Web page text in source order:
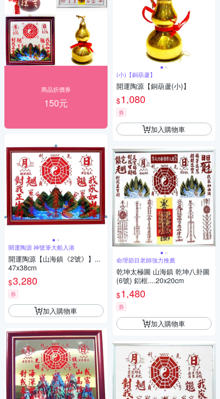
商品折價券
150元
開運陶源 神號筆大船入港
開運陶源【山海鎮《2號》】...
47x38cm
$3,280
券
加入購物車
(小)【銅葫蘆】
開運陶源【銅葫蘆(小)】
$1,080
券
加入購物車
命理節目老師強力推薦
乾坤太極圖 山海鎮 乾坤八卦圖
(6號) 鋁框....20x20cm
$1,480
券
加入購物車